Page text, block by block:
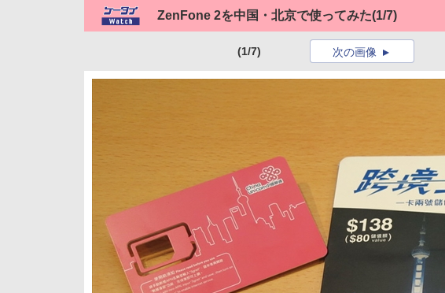
ZenFone 2を中国・北京で使ってみた(1/7)
(1/7) 次の画像